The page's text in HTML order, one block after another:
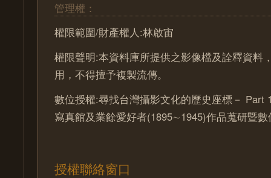
管理權：
權限範圍/財產權人:林啟宙
權限聲明:本資料庫所提供之影像檔及詮釋資料
用，不得擅予複製流傳。
數位授權:尋找台灣攝影文化的歷史座標－ Part
寫真館及業餘愛好者(1895∼1945)作品蒐研暨
授權聯絡窗口